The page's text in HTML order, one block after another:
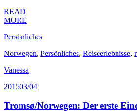
READ
MORE
Persönliches
Norwegen, Persönliches, Reiseerlebnisse,
Vanessa
201503/04
Tromsø/Norwegen: Der erste